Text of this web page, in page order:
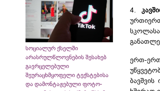
სოციალურ ქსელში
არასრულწლოვნების შესახებ
გავრცელებული
შეურაცხმყოფელი ტექსტებისა
და დამონტაჟებული ფოტო-
4.
ერთ-